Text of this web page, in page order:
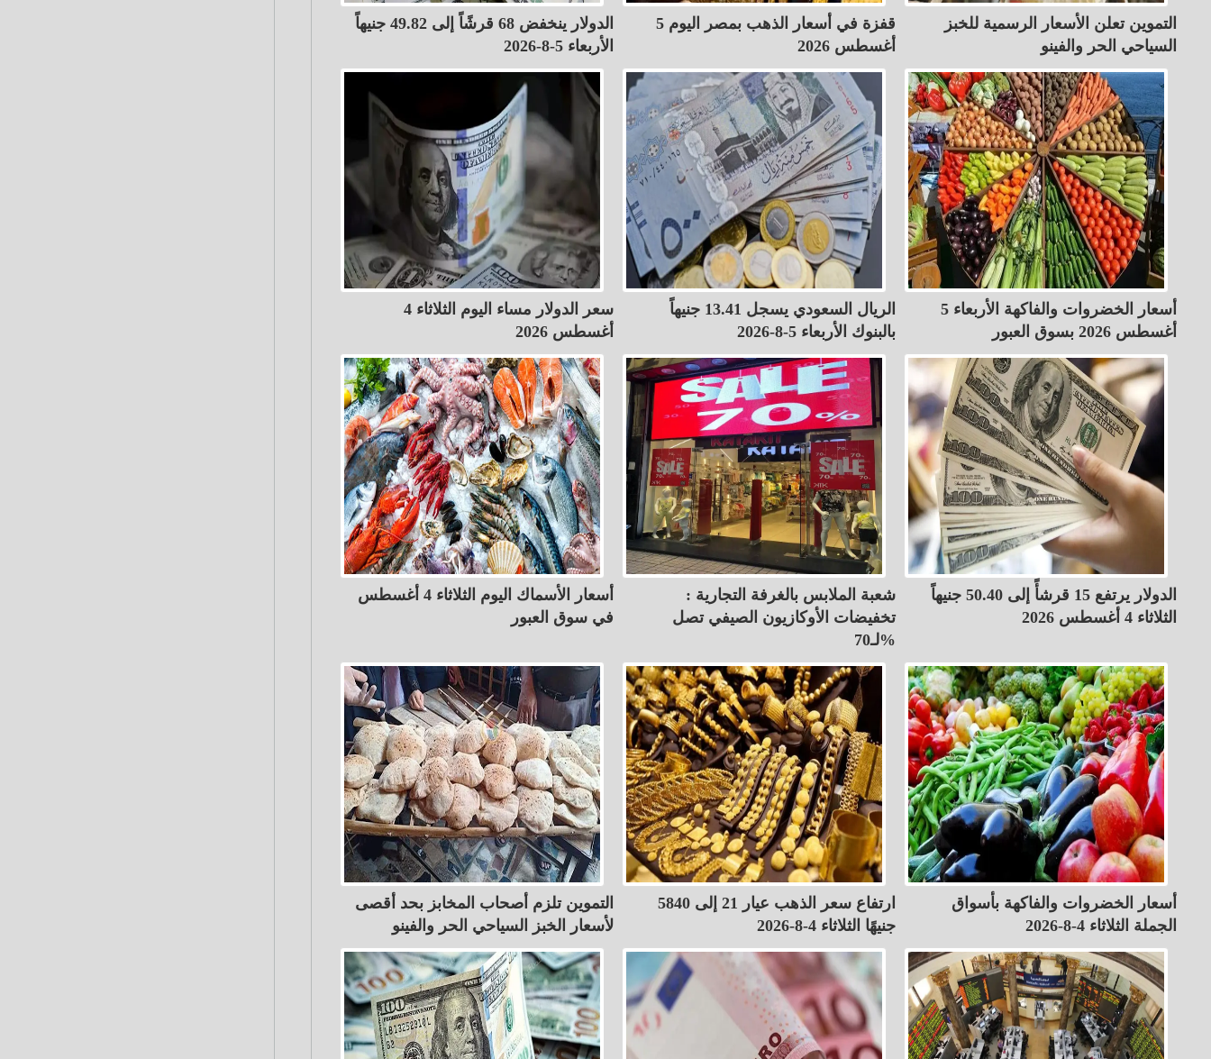
التموين تعلن الأسعار الرسمية للخبز
السياحي الحر والفينو
قفزة في أسعار الذهب بمصر اليوم 5
أغسطس 2026
الدولار ينخفض 68 قرشًاً إلى 49.82 جنيهاً
الأربعاء 5-8-2026
أسعار الخضروات والفاكهة الأربعاء 5
أغسطس 2026 بسوق العبور
الريال السعودي يسجل 13.41 جنيهاً
بالبنوك الأربعاء 5-8-2026
سعر الدولار مساء اليوم الثلاثاء 4
أغسطس 2026
الدولار يرتفع 15 قرشأً إلى 50.40 جنيهاً
الثلاثاء 4 أغسطس 2026
شعبة الملابس بالغرفة التجارية :
تخفيضات الأوكازيون الصيفي تصل
لـ70%
أسعار الأسماك اليوم الثلاثاء 4 أغسطس
في سوق العبور
أسعار الخضروات والفاكهة بأسواق
الجملة الثلاثاء 4-8-2026
ارتفاع سعر الذهب عيار 21 إلى 5840
جنيهًا الثلاثاء 4-8-2026
التموين تلزم أصحاب المخابز بحد أقصى
لأسعار الخبز السياحي الحر والفينو